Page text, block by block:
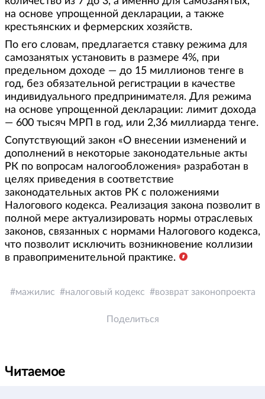
на основе упрощенной декларации, а также
крестьянских и фермерских хозяйств.
По его словам, предлагается ставку режима для
самозанятых установить в размере 4%, при
предельном доходе — до 15 миллионов тенге в
год, без обязательной регистрации в качестве
индивидуального предпринимателя. Для режима
на основе упрощенной декларации: лимит дохода
— 600 тысяч МРП в год, или 2,36 миллиарда тенге.
Сопутствующий закон «О внесении изменений и
дополнений в некоторые законодательные акты
РК по вопросам налогообложения» разработан в
целях приведения в соответствие
законодательных актов РК с положениями
Налогового кодекса. Реализация закона позволит в
полной мере актуализировать нормы отраслевых
законов, связанных с нормами Налогового кодекса,
что позволит исключить возникновение коллизии
в правоприменительной практике.
мажилис налоговый кодекс возврат законопроекта
Поделиться
Читаемое